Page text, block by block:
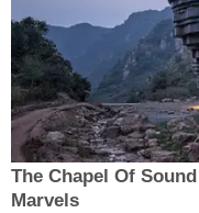
The Chapel Of
Marvels